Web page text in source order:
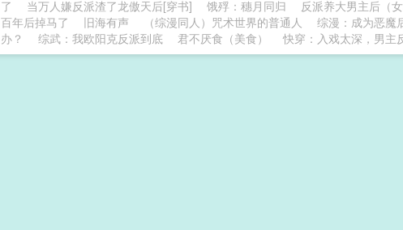
了
当万人嫌反派渣了龙傲天后[穿书] 饿殍：穗月同归 反派养大男主后（女
百年后掉马了
旧海有声 （综漫同人）咒术世界的普通人 综漫：成为恶魔
办？
综武：我欧阳克反派到底 君不厌食（美食） 快穿：入戏太深，男主